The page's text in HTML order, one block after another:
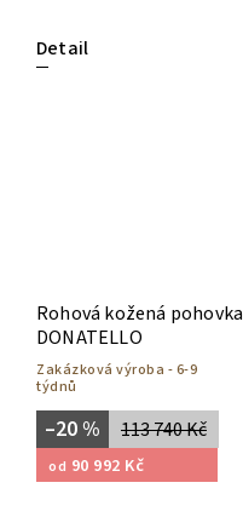
Detail
Rohová kožená pohovka
DONATELLO
Zakázková výroba - 6-9
týdnů
113 740 Kč
–20 %
od 90 992 Kč